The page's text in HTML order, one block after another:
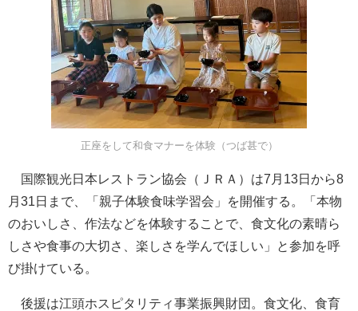
正座をして和食マナーを体験（つば甚で）
国際観光日本レストラン協会（ＪＲＡ）は7月13日から8
月31日まで、「親子体験食味学習会」を開催する。「本物
のおいしさ、作法などを体験することで、食文化の素晴ら
しさや食事の大切さ、楽しさを学んでほしい」と参加を呼
び掛けている。
後援は江頭ホスピタリティ事業振興財団。食文化、食育